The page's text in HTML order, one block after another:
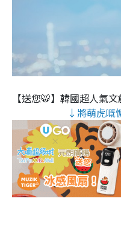
【送您🐯】韓國超人氣
↓將萌虎嘅